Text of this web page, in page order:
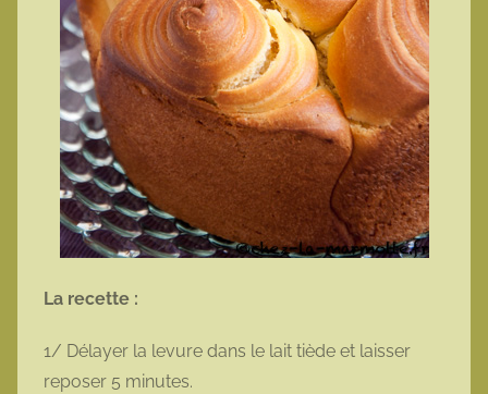
La recette :
1/ Délayer la levure dans le lait tiède et laisser
reposer 5 minutes.